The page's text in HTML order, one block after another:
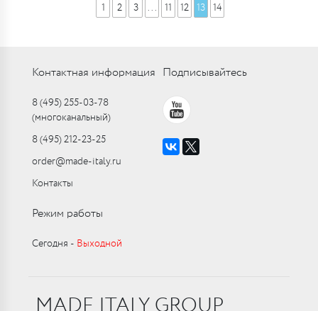
1 2 3 ... 11 12 13 14
Контактная информация
8 (495) 255-03-78
(многоканальный)
8 (495) 212-23-25
order@made-italy.ru
Контакты
Подписывайтесь
Режим работы
Сегодня ‑ Выходной